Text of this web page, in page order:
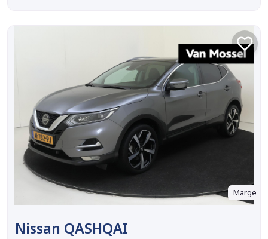
Marge
Nissan QASHQAI